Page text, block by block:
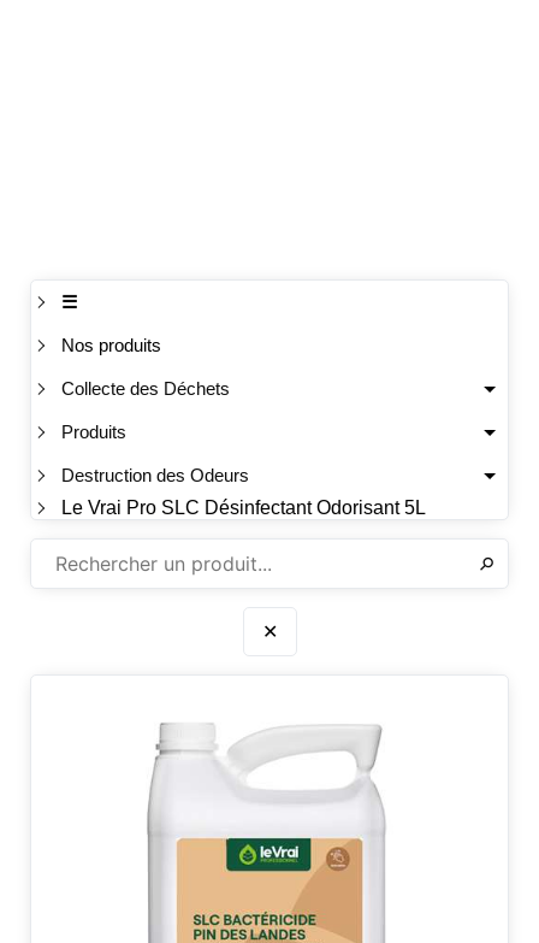
☰
Nos produits
Collecte des Déchets
Produits
Destruction des Odeurs
Le Vrai Pro SLC Désinfectant Odorisant 5L
✕
⚲
✕